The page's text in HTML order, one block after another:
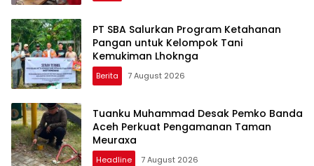
PT SBA Salurkan Program Ketahanan
Pangan untuk Kelompok Tani
Kemukiman Lhoknga
Berita 7 August 2026
Tuanku Muhammad Desak Pemko Banda
Aceh Perkuat Pengamanan Taman
Meuraxa
Headline 7 August 2026